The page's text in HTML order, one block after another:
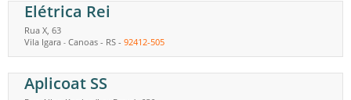
Elétrica Rei
Rua X, 63
Vila Igara - Canoas - RS - 92412-505
Aplicoat SS